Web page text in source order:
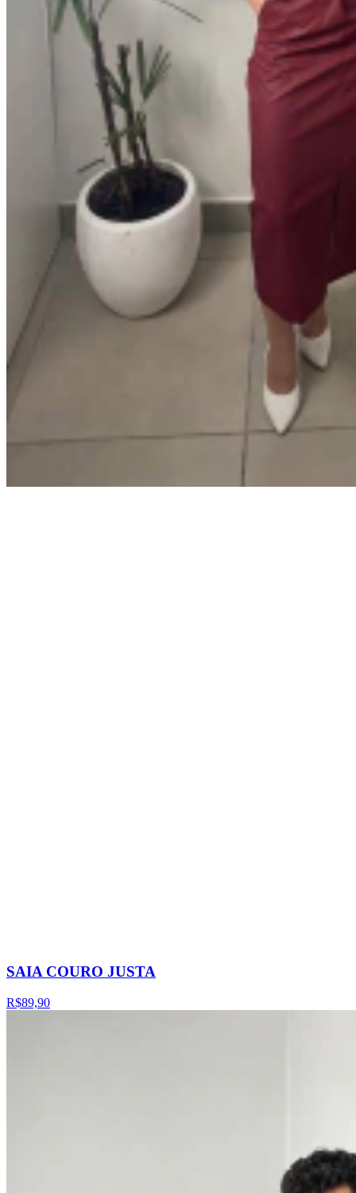
SAIA COURO JUSTA
R$89,90